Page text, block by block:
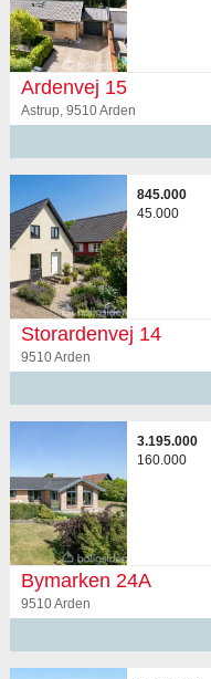
Ardenvej 15
Astrup, 9510 Arden
845.000
45.000
Storardenvej 14
9510 Arden
3.195.000
160.000
Bymarken 24A
9510 Arden